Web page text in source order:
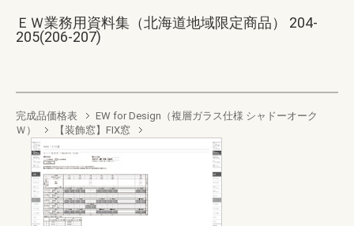
ＥＷ業務用資料集（北海道地域限定商品） 204-
205(206-207)
完成品価格表
EW for Design（複層ガラス仕様 シャドーオーク
Ｗ）
【装飾窓】FIX窓